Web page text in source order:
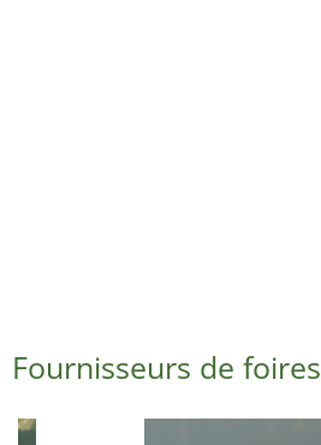
Fournisseurs de foires